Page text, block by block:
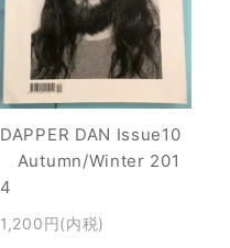
DAPPER DAN Issue10
Autumn/Winter 201
4
1,200円(内税)